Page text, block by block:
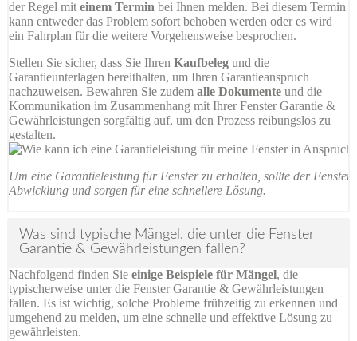
der Regel mit einem Termin bei Ihnen melden. Bei diesem Termin
kann entweder das Problem sofort behoben werden oder es wird
ein Fahrplan für die weitere Vorgehensweise besprochen.
Stellen Sie sicher, dass Sie Ihren Kaufbeleg und die
Garantieunterlagen bereithalten, um Ihren Garantieanspruch
nachzuweisen. Bewahren Sie zudem alle Dokumente und die
Kommunikation im Zusammenhang mit Ihrer Fenster Garantie &
Gewährleistungen sorgfältig auf, um den Prozess reibungslos zu
gestalten.
Um eine Garantieleistung für Fenster zu erhalten, sollte der
Abwicklung und sorgen für eine schnellere Lösung.
Was sind typische Mängel, die unter die Fenster
Garantie & Gewährleistungen fallen?
Nachfolgend finden Sie einige Beispiele für Mängel, die
typischerweise unter die Fenster Garantie & Gewährleistungen
fallen. Es ist wichtig, solche Probleme frühzeitig zu erkennen und
umgehend zu melden, um eine schnelle und effektive Lösung zu
gewährleisten.